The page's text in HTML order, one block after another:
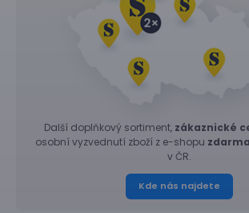
Další doplňkový sortiment, zákaznické
osobní vyzvednutí zboží z e-shopu
v ČR.
Kde nás najdete